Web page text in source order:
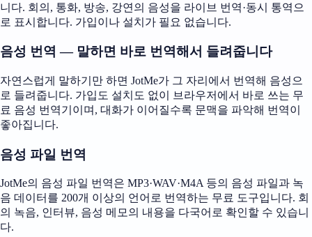
니다. 회의, 통화, 방송, 강연의 음성을 라이브 번역·동시 통역으
로 표시합니다. 가입이나 설치가 필요 없습니다.
음성 번역 — 말하면 바로 번역해서 들려줍니다
자연스럽게 말하기만 하면 JotMe가 그 자리에서 번역해 음성으
로 들려줍니다. 가입도 설치도 없이 브라우저에서 바로 쓰는 무
료 음성 번역기이며, 대화가 이어질수록 문맥을 파악해 번역이
좋아집니다.
음성 파일 번역
JotMe의 음성 파일 번역은 MP3·WAV·M4A 등의 음성 파일과 녹
음 데이터를 200개 이상의 언어로 번역하는 무료 도구입니다. 회
의 녹음, 인터뷰, 음성 메모의 내용을 다국어로 확인할 수 있습니
다.